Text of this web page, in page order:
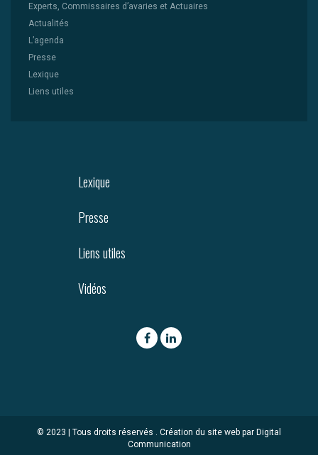
Experts, Commissaires d’avaries et Actuaires
Actualités
L’agenda
Presse
Lexique
Liens utiles
Lexique
Presse
Liens utiles
Vidéos
© 2023 | Tous droits réservés . Création du site web par Digital
Communication